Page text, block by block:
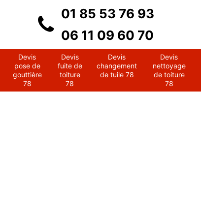
01 85 53 76 93
06 11 09 60 70
Devis
pose de
gouttière
78
Devis
fuite de
toiture
78
Devis
changement
de tuile 78
Devis
nettoyage
de toiture
78